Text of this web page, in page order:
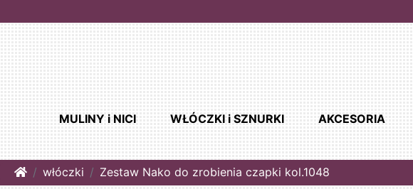
MULINY i NICI WŁÓCZKI i SZNURKI AKCESORIA
Homewłóczki Zestaw Nako do zrobienia czapki kol.1048